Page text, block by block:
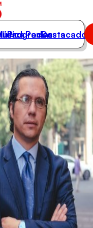
Programas
Podcasts
Destacados